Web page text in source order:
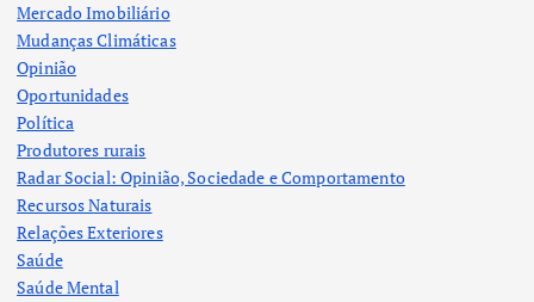
Mercado Imobiliário
Mudanças Climáticas
Opinião
Oportunidades
Política
Produtores rurais
Radar Social: Opinião, Sociedade e Comportamento
Recursos Naturais
Relações Exteriores
Saúde
Saúde Mental